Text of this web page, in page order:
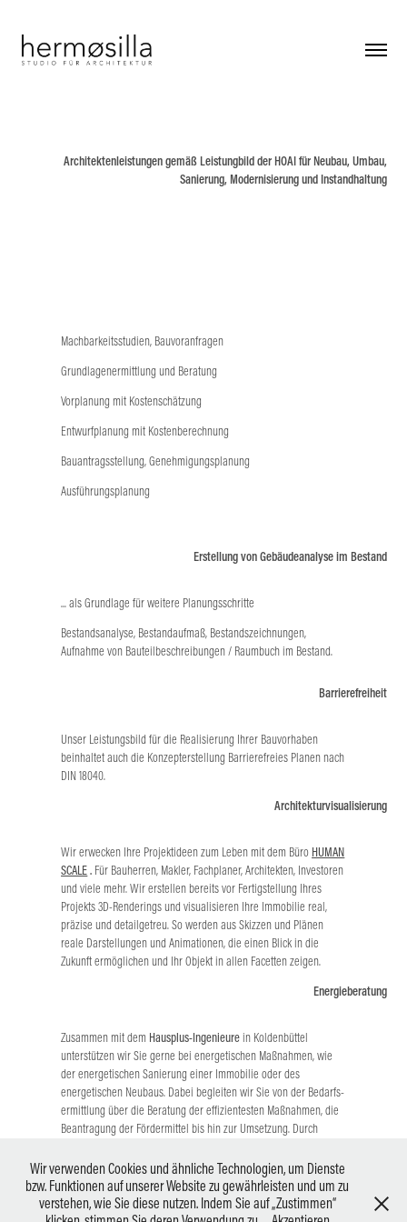
Architektenleistungen gemäß Leistungbild der HOAI für Neubau, Umbau,
Sanierung, Modernisierung und Instandhaltung
Machbarkeitsstudien, Bauvoranfragen
Grundlagenermittlung und Beratung
Vorplanung mit Kostenschätzung
Entwurfplanung mit Kostenberechnung
Bauantragsstellung, Genehmigungsplanung
Ausführungsplanung
Erstellung von Gebäudeanalyse im Bestand
... als Grundlage für weitere Planungsschritte
Bestandsanalyse, Bestandaufmaß, Bestandszeichnungen,
Aufnahme von Bauteilbeschreibungen / Raumbuch im Bestand.
Barrierefreiheit
Unser Leistungsbild für die Realisierung Ihrer Bauvorhaben
beinhaltet auch die Konzepterstellung Barrierefreies Planen nach
DIN 18040.
Architekturvisualisierung
Wir erwecken Ihre Projektideen zum Leben mit dem Büro HUMAN
SCALE. Für Bauherren, Makler, Fachplaner, Architekten, Investoren
und viele mehr. Wir er­stellen bereits vor Fertigstellung Ihres
Projekts 3D-Rende­rings und visualisieren Ihre Immo­bilie real,
präzise und detailgetreu. So werden aus Skizzen und Plänen
reale Dar­stellungen und Animationen, die einen Blick in die
Zukunft ermöglichen und Ihr Objekt in allen Facetten zeigen.
Energieberatung
Zusammen mit dem Hausplus-Ingenieure in Koldenbüttel
unterstützen wir Sie gerne bei energetischen Maßnahmen, wie
der energetischen Sanierung einer Immobilie oder des
energetischen Neubaus. Dabei begleiten wir Sie von der Bedarfs­
er­mittlung über die Beratung der effizien­testen Maßnahmen, die
Beantragung der Fördermittel bis hin zur Um­setzung. Durch
senken und den Wert Ihrer Immobilie steigern.
Architekturbüro für interdisziplinäre Gestaltung im Bereich Architektur und Interior
Wir verwenden Cookies und ähnliche Technologien, um Dienste
bzw. Funktionen auf unserer Website zu gewährleisten und um zu
verstehen, wie Sie diese nutzen. Indem Sie auf „Zustimmen“